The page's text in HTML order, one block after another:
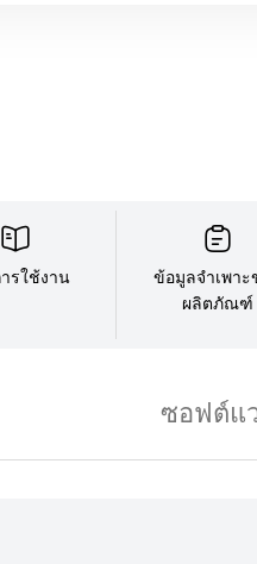
รใช้งาน
ข้อมูลจำเพาะ
ผลิตภัณฑ์
ซอฟต์แ